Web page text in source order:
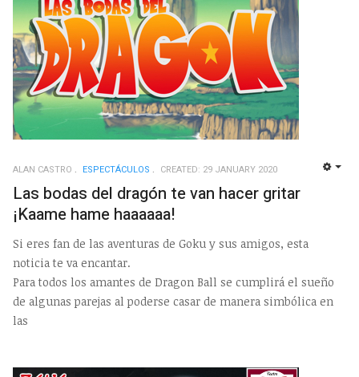
ALAN CASTRO ESPECTÁCULOS CREATED: 29 JANUARY 2020
Las bodas del dragón te van hacer gritar
¡Kaame hame haaaaaa!
Si eres fan de las aventuras de Goku y sus amigos, esta
noticia te va encantar.
Para todos los amantes de Dragon Ball se cumplirá el sueño
de algunas parejas al poderse casar de manera simbólica en
las